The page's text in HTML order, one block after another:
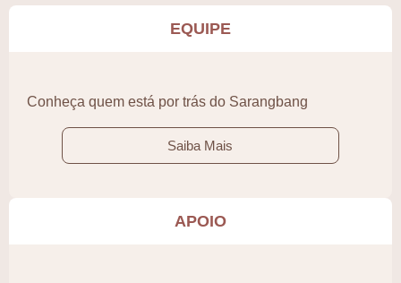
EQUIPE
Conheça quem está por trás do Sarangbang
Saiba Mais
APOIO